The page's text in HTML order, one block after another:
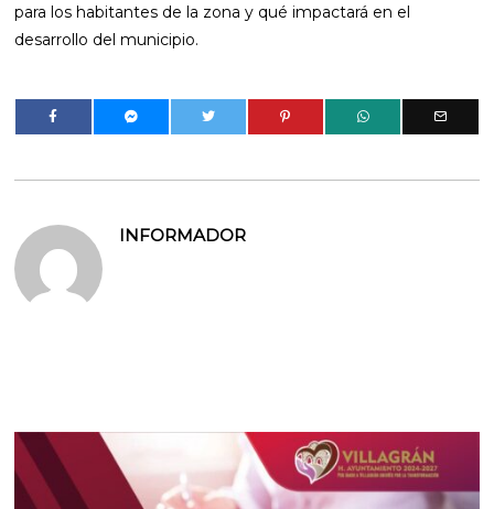
para los habitantes de la zona y qué impactará en el
desarrollo del municipio.
INFORMADOR